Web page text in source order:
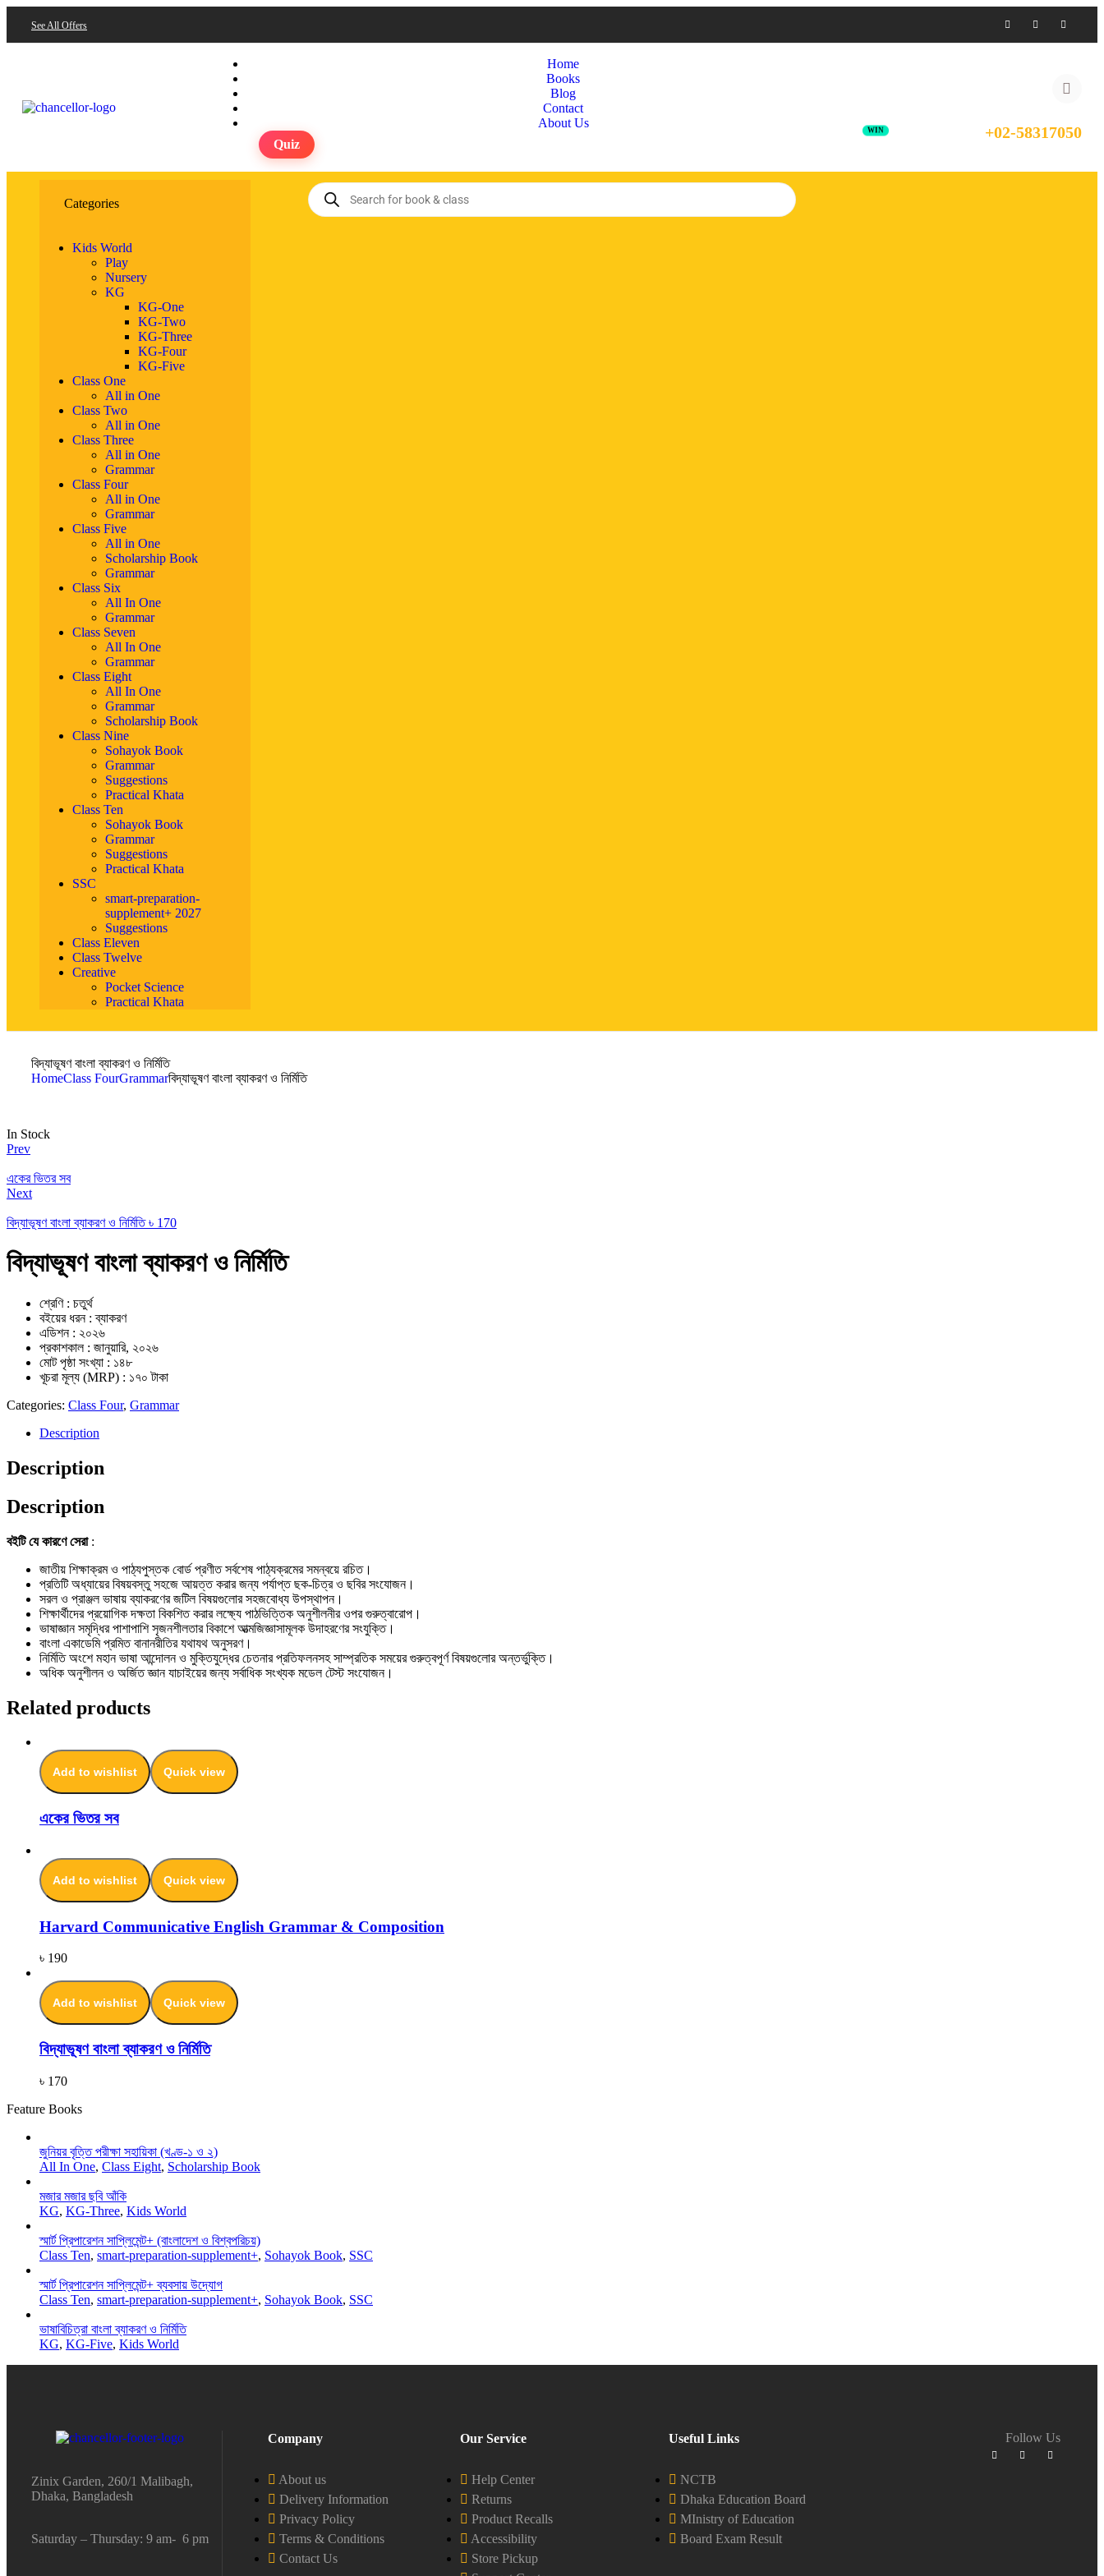
See All Offers
Home
Books
Blog
Contact
About Us
Quiz
+02-58317050
Categories
Kids World
Play
Nursery
KG
KG-One
KG-Two
KG-Three
KG-Four
KG-Five
Class One
All in One
Class Two
All in One
Class Three
All in One
Grammar
Class Four
All in One
Grammar
Class Five
All in One
Scholarship Book
Grammar
Class Six
All In One
Grammar
Class Seven
All In One
Grammar
Class Eight
All In One
Grammar
Scholarship Book
Class Nine
Sohayok Book
Grammar
Suggestions
Practical Khata
Class Ten
Sohayok Book
Grammar
Suggestions
Practical Khata
SSC
smart-preparation-
supplement+ 2027
Suggestions
Class Eleven
Class Twelve
Creative
Pocket Science
Practical Khata
বিদ্যাভূষণ বাংলা ব্যাকরণ ও নির্মিতি
HomeClass FourGrammarবিদ্যাভূষণ বাংলা ব্যাকরণ ও নির্মিতি
In Stock
Prev
একের ভিতর সব
Next
বিদ্যাভূষণ বাংলা ব্যাকরণ ও নির্মিতি ৳ 170
বিদ্যাভূষণ বাংলা ব্যাকরণ ও নির্মিতি
শ্রেণি : চতুর্থ
বইয়ের ধরন : ব্যাকরণ
এডিশন : ২০২৬
প্রকাশকাল : জানুয়ারি, ২০২৬
মোট পৃষ্ঠা সংখ্যা : ১৪৮
খূচরা মূল্য (MRP) : ১৭০ টাকা
Categories: Class Four, Grammar
Description
Description
Description
বইটি যে কারণে সেরা :
জাতীয় শিক্ষাক্রম ও পাঠ্যপুস্তক বোর্ড প্রণীত সর্বশেষ পাঠ্যক্রমের সমন্বয়ে রচিত।
প্রতিটি অধ্যায়ের বিষয়বস্তু সহজে আয়ত্ত করার জন্য পর্যাপ্ত ছক-চিত্র ও ছবির সংযোজন।
সরল ও প্রাঞ্জল ভাষায় ব্যাকরণের জটিল বিষয়গুলোর সহজবোধ্য উপস্থাপন।
শিক্ষার্থীদের প্রয়োগিক দক্ষতা বিকশিত করার লক্ষ্যে পাঠভিত্তিক অনুশীলনীর ওপর গুরুত্বারোপ।
ভাষাজ্ঞান সমৃদ্ধির পাশাপাশি সৃজনশীলতার বিকাশে আত্মজিজ্ঞাসামূলক উদাহরণের সংযুক্তি।
বাংলা একাডেমি প্রমিত বানানরীতির যথাযথ অনুসরণ।
নির্মিতি অংশে মহান ভাষা আন্দোলন ও মুক্তিযুদ্ধের চেতনার প্রতিফলনসহ সাম্প্রতিক সময়ের গুরুত্বপূর্ণ বিষয়গুলোর অন্তর্ভুক্তি।
অধিক অনুশীলন ও অর্জিত জ্ঞান যাচাইয়ের জন্য সর্বাধিক সংখ্যক মডেল টেস্ট সংযোজন।
Related products
Add to wishlist Quick view
একের ভিতর সব
Add to wishlist Quick view
Harvard Communicative English Grammar & Composition
৳ 190
Add to wishlist Quick view
বিদ্যাভূষণ বাংলা ব্যাকরণ ও নির্মিতি
৳ 170
Feature Books
জুনিয়র বৃত্তি পরীক্ষা সহায়িকা (খণ্ড-১ ও ২)
All In One, Class Eight, Scholarship Book
মজার মজার ছবি আঁকি
KG, KG-Three, Kids World
স্মার্ট প্রিপারেশন সাপ্লিমেন্ট+ (বাংলাদেশ ও বিশ্বপরিচয়)
Class Ten, smart-preparation-supplement+, Sohayok Book, SSC
স্মার্ট প্রিপারেশন সাপ্লিমেন্ট+ ব্যবসায় উদ্যোগ
Class Ten, smart-preparation-supplement+, Sohayok Book, SSC
ভাষাবিচিত্রা বাংলা ব্যাকরণ ও নির্মিতি
KG, KG-Five, Kids World
Zinix Garden, 260/1 Malibagh,
Dhaka, Bangladesh
Saturday – Thursday: 9 am- 6 pm
Company
About us
Delivery Information
Privacy Policy
Terms & Conditions
Contact Us
Our Service
Help Center
Returns
Product Recalls
Accessibility
Store Pickup
Useful Links
NCTB
Dhaka Education Board
MInistry of Education
Board Exam Result
Follow Us